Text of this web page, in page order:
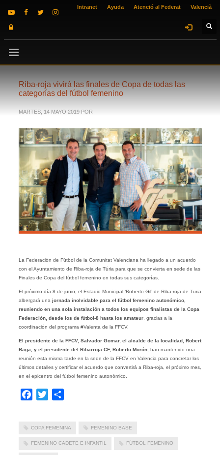
Intranet Ayuda Atenció al Federat Valencià
Riba-roja vivirá las finales de Copa de todas las
categorías del fútbol femenino
MARTES, 14 MAYO 2019 POR
La Federación de Fútbol de la Comunitat Valenciana ha llegado a un acuerdo
con el Ayuntamiento de Riba-roja de Túria para que se convierta en sede de las
Finales de Copa del fútbol femenino en todas sus categorías.
El próximo día 8 de junio, el Estadio Municipal ‘Roberto Gil’ de Riba-roja de Turia
albergará una jornada inolvidable para el fútbol femenino autonómico,
reuniendo en una sola instalación a todos los equipos finalistas de la Copa
Federación, desde los de fútbol-8 hasta los amateur, gracias a la
coordinación del programa #Valenta de la FFCV.
El presidente de la FFCV, Salvador Gomar, el alcalde de la localidad, Robert
Raga, y el presidente del Ribarroja CF, Roberto Morón, han mantenido una
reunión esta misma tarde en la sede de la FFCV en Valencia para concretar los
últimos detalles y certificar el acuerdo que convertirá a Riba-roja, el próximo mes,
en el epicentro del fútbol femenino autonómico.
Facebook
Twitter
COPA FEMENINA FEMENINO BASE
FEMENINO CADETE E INFANTIL FÚTBOL FEMENINO